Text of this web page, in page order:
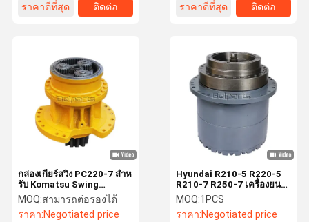
ราคาดีที่สุด
ติดต่อ
ราคาดีที่สุด
ติดต่อ
กล่องเกียร์สวิง PC220-7 สําห
รับ Komatsu Swing
Reduction Assy 206-26-
00401 206-26-00400
MOQ:สามารถต่อรองได้
ราคา:Negotiated price
Hyundai R210-5 R220-5
R210-7 R250-7 เครื่องยนต์
ลดการเดินทาง 31EM-
40010 สําหรับชิ้นส่วนเครื่อง
ขุด
MOQ:1PCS
ราคา:Negotiated price